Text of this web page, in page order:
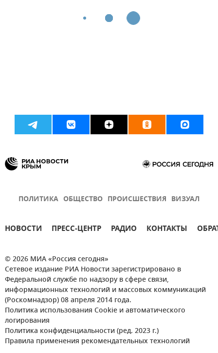
ПОЛИТИКА ОБЩЕСТВО ПРОИСШЕСТВИЯ ВИЗУАЛ
НОВОСТИ ПРЕСС-ЦЕНТР РАДИО КОНТАКТЫ
© 2026 МИА «Россия сегодня»
Сетевое издание РИА Новости зарегистрировано в
Федеральной службе по надзору в сфере связи,
информационных технологий и массовых коммуникаций
(Роскомнадзор) 08 апреля 2014 года.
Политика использования Cookie и автоматического
логирования
Политика конфиденциальности (ред. 2023 г.)
Правила применения рекомендательных технологий